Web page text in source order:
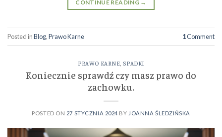
CONTINUE READING →
Posted inBlog,Prawo Karne 1Comment
PRAWO KARNE ,SPADKI
Koniecznie sprawdź czy masz prawo do
zachowku.
POSTED ON 27 STYCZNIA 2024 BY JOANNA ŚLEDZIŃSKA